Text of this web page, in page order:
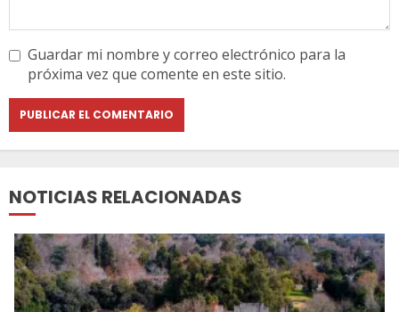
Guardar mi nombre y correo electrónico para la
próxima vez que comente en este sitio.
NOTICIAS RELACIONADAS